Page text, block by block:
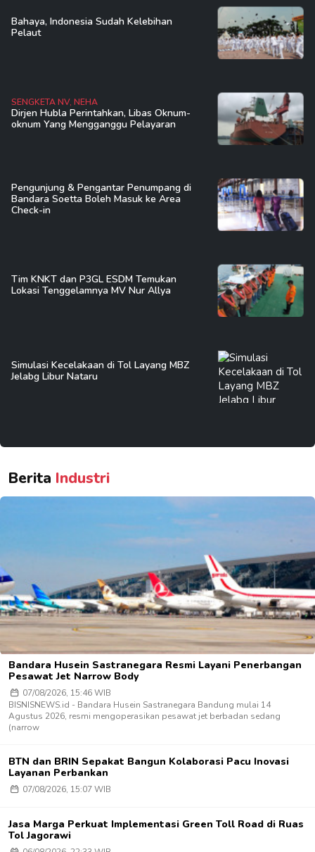
Bahaya, Indonesia Sudah Kelebihan
Pelaut
SENGKETA NV, NEHA
Dirjen Hubla Perintahkan, Libas Oknum-
oknum Yang Mengganggu Pelayaran
Pengunjung & Pengantar Penumpang di
Bandara Soetta Boleh Masuk ke Area
Check-in
Tim KNKT dan P3GL ESDM Temukan
Lokasi Tenggelamnya MV Nur Allya
Simulasi Kecelakaan di Tol Layang MBZ
Jelabg Libur Nataru
Berita Industri
Bandara Husein Sastranegara Resmi Layani Penerbangan
Pesawat Jet Narrow Body
07/08/2026, 15:46 WIB
BISNISNEWS.id - Bandara Husein Sastranegara Bandung mulai 14
Agustus 2026, resmi mengoperasikan pesawat jet berbadan sedang
(narrow
BTN dan BRIN Sepakat Bangun Kolaborasi Pacu Inovasi
Layanan Perbankan
07/08/2026, 15:07 WIB
Jasa Marga Perkuat Implementasi Green Toll Road di Ruas
Tol Jagorawi